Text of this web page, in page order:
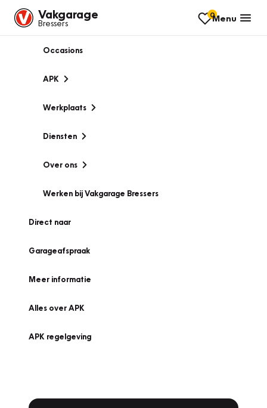
Vakgarage
Bressers
0Menu
Occasions
APK
Werkplaats
Diensten
Over ons
Werken bij Vakgarage Bressers
Direct naar
Garageafspraak
Meer informatie
Alles over APK
APK regelgeving